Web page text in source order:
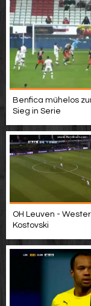
Benfica mühelos
Sieg in Serie
OH Leuven -
Kostovski